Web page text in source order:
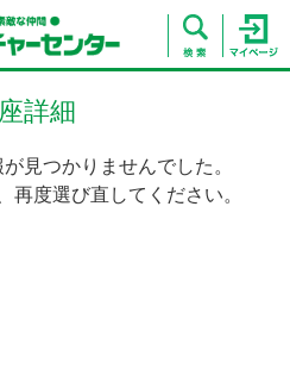
詳細
見つかりませんでした。
再度選び直してください。